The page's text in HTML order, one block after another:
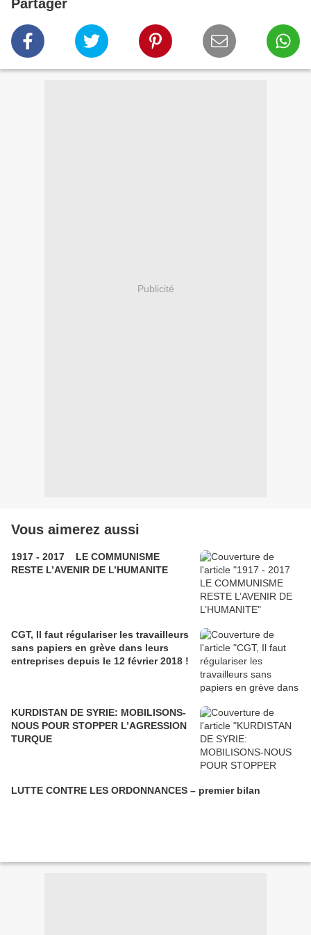
Partager
Publicité
Vous aimerez aussi
1917 - 2017 LE COMMUNISME
RESTE L’AVENIR DE L’HUMANITE
CGT, Il faut régulariser les travailleurs
sans papiers en grève dans leurs
entreprises depuis le 12 février 2018 !
KURDISTAN DE SYRIE: MOBILISONS-
NOUS POUR STOPPER L’AGRESSION
TURQUE
LUTTE CONTRE LES ORDONNANCES – premier bilan